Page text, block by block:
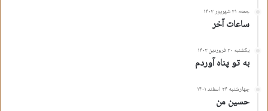
جمعه ۳۱ شهریور ۱۴۰۲
ساعات آخر
یکشنبه ۲۰ فروردین ۱۴۰۲
به تو پناه آوردم
چهارشنبه ۲۴ اسفند ۱۴۰۱
حسین من